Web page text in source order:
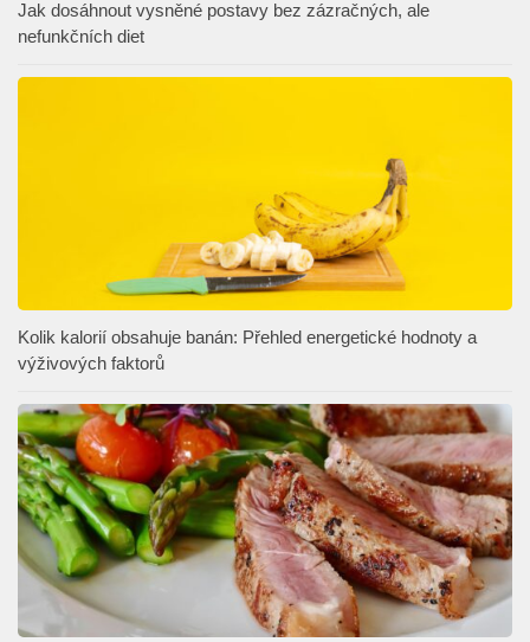
Jak dosáhnout vysněné postavy bez zázračných, ale
nefunkčních diet
Kolik kalorií obsahuje banán: Přehled energetické hodnoty a
výživových faktorů